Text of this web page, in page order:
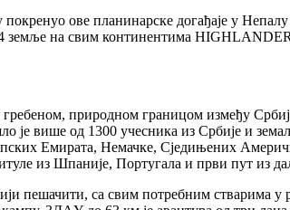
ове планинарске догађаје у
земље на свим континентима
природном границом између
је више од 1300 учесника из Србије и
Емирата, Немачке, Сједињених
из Шпаније, Португала и први пут из
пешачити, са свим потребним стварима у